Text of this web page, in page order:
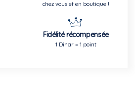
chez vous et en boutique !
Fidélité récompensée
1 Dinar = 1 point